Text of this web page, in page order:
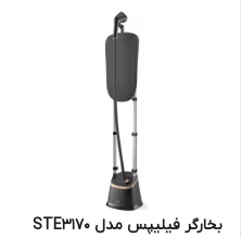
بخارگر فیلیپس مدل STE3170